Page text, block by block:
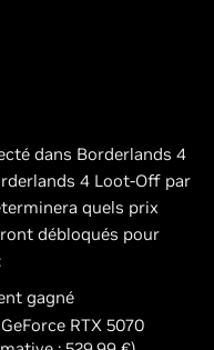
dans Borderlands 4
4 Loot-Off par
quels prix
débloqués pour
gagné
RTX 5070